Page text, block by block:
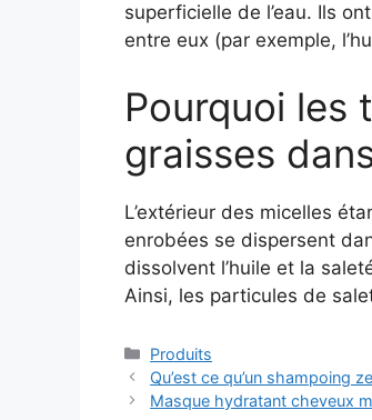
superficielle de l’eau. Ils
entre eux (par exemple,
Pourquoi les
graisses dans
L’extérieur des micelles
enrobées se dispersent
dissolvent l’huile et la
Ainsi, les particules de
Catégories
Produits
Qu’est ce qu’un shampoing
Masque hydratant cheveux